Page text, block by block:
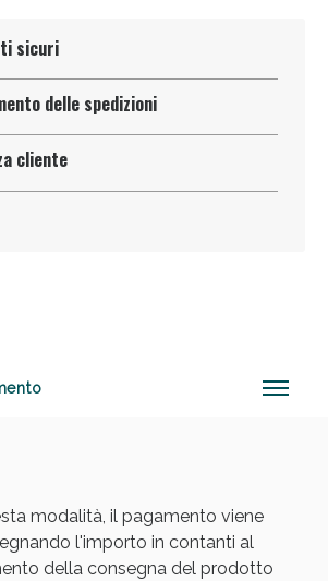
sicuri
delle spedizioni
cliente
modalità, il pagamento viene
l'importo in contanti al
della consegna del prodotto